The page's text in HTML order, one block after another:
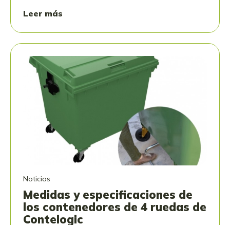
Leer más
Noticias
Medidas y especificaciones de
los contenedores de 4 ruedas de
Contelogic